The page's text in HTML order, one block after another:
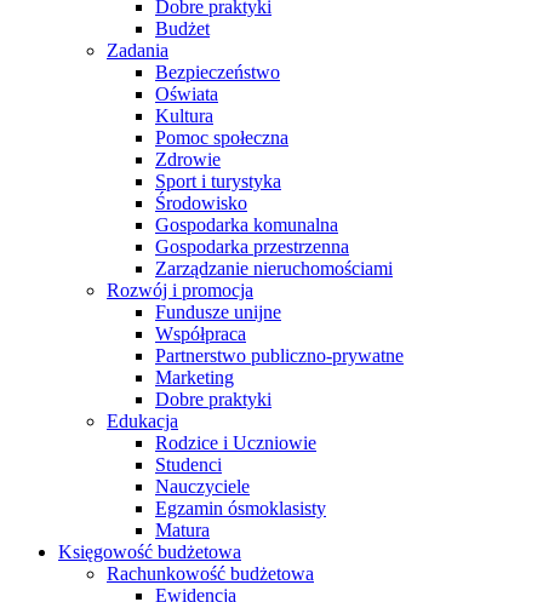
Dobre praktyki
Budżet
Zadania
Bezpieczeństwo
Oświata
Kultura
Pomoc społeczna
Zdrowie
Sport i turystyka
Środowisko
Gospodarka komunalna
Gospodarka przestrzenna
Zarządzanie nieruchomościami
Rozwój i promocja
Fundusze unijne
Współpraca
Partnerstwo publiczno-prywatne
Marketing
Dobre praktyki
Edukacja
Rodzice i Uczniowie
Studenci
Nauczyciele
Egzamin ósmoklasisty
Matura
Księgowość budżetowa
Rachunkowość budżetowa
Ewidencja